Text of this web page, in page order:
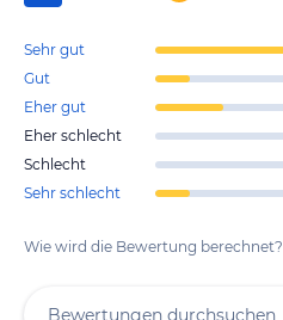
Sehr gut
Gut
Eher gut
Eher schlecht
Schlecht
Sehr schlecht
Wie wird die Bewertung berechnet?